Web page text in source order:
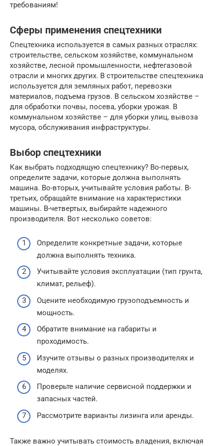
требованиям!
Сферы применения спецтехники
Спецтехника используется в самых разных отраслях:
строительстве, сельском хозяйстве, коммунальном
хозяйстве, лесной промышленности, нефтегазовой
отрасли и многих других. В строительстве спецтехника
используется для земляных работ, перевозки
материалов, подъема грузов. В сельском хозяйстве –
для обработки почвы, посева, уборки урожая. В
коммунальном хозяйстве – для уборки улиц, вывоза
мусора, обслуживания инфраструктуры.
Выбор спецтехники
Как выбрать подходящую спецтехнику? Во-первых,
определите задачи, которые должна выполнять
машина. Во-вторых, учитывайте условия работы. В-
третьих, обращайте внимание на характеристики
машины. В-четвертых, выбирайте надежного
производителя. Вот несколько советов:
Определите конкретные задачи, которые
должна выполнять техника.
Учитывайте условия эксплуатации (тип грунта,
климат, рельеф).
Оцените необходимую грузоподъемность и
мощность.
Обратите внимание на габариты и
проходимость.
Изучите отзывы о разных производителях и
моделях.
Проверьте наличие сервисной поддержки и
запасных частей.
Рассмотрите варианты лизинга или аренды.
Также важно учитывать стоимость владения, включая